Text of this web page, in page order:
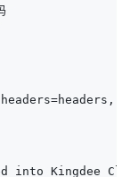
into Kingdee